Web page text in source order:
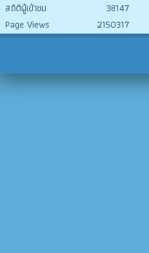
สถิติผู้เข้าชม
38147
Page Views
2150317